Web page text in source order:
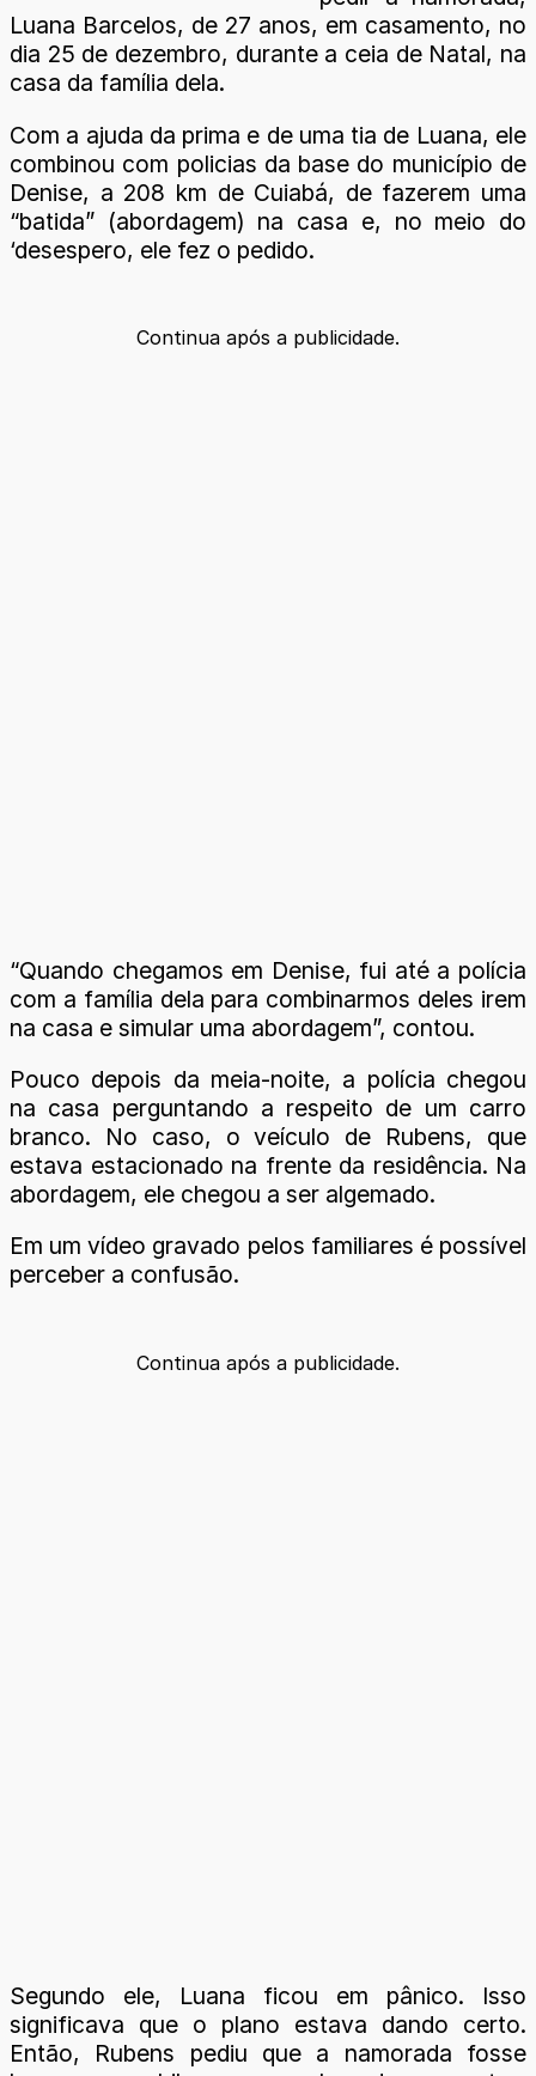
Luana Barcelos, de 27 anos, em casamento, no
dia 25 de dezembro, durante a ceia de Natal, na
casa da família dela.
Com a ajuda da prima e de uma tia de Luana, ele
combinou com policias da base do município de
Denise, a 208 km de Cuiabá, de fazerem uma
“batida” (abordagem) na casa e, no meio do
‘desespero, ele fez o pedido.
Continua após a publicidade.
“Quando chegamos em Denise, fui até a polícia
com a família dela para combinarmos deles irem
na casa e simular uma abordagem”, contou.
Pouco depois da meia-noite, a polícia chegou
na casa perguntando a respeito de um carro
branco. No caso, o veículo de Rubens, que
estava estacionado na frente da residência. Na
abordagem, ele chegou a ser algemado.
Em um vídeo gravado pelos familiares é possível
perceber a confusão.
Continua após a publicidade.
Segundo ele, Luana ficou em pânico. Isso
significava que o plano estava dando certo.
Então, Rubens pediu que a namorada fosse